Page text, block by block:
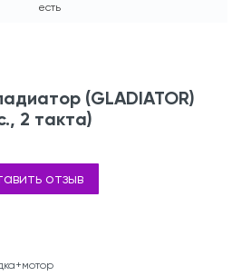
есть
(GLADIATOR)
2 такта)
отзыв